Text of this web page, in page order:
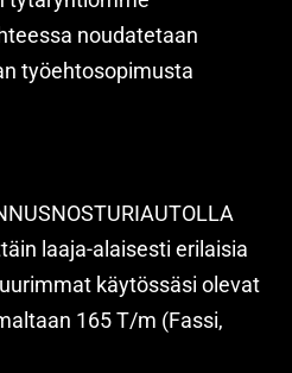
noudatetaan
työehtosopimusta
laaja-alaisesti erilaisia
käytössäsi olevat
165 T/m (Fassi,